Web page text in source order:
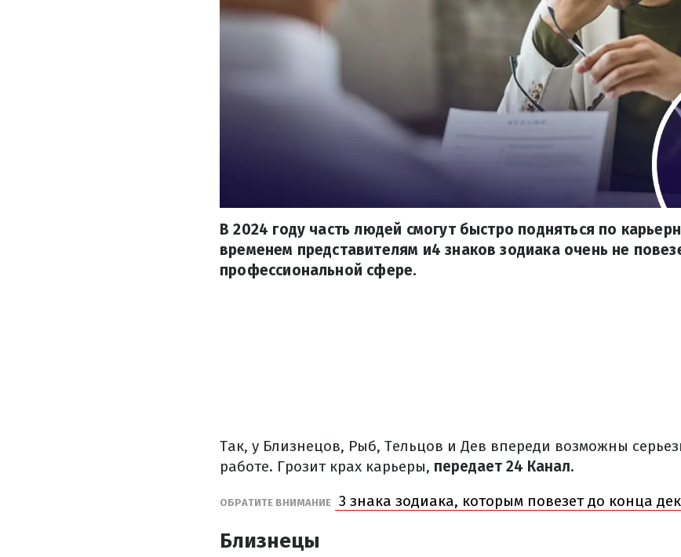
В 2024 году часть людей смогут быстро подняться по
временем представителям и4 знаков зодиака очень не
профессиональной сфере.
Так, у Близнецов, Рыб, Тельцов и Дев впереди возможны
работе. Грозит крах карьеры, передает 24 Канал.
ОБРАТИТЕ ВНИМАНИЕ 3 знака зодиака, которым повезет до конца
Близнецы